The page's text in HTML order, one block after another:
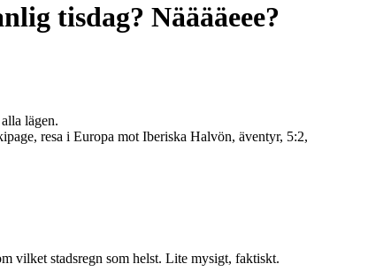
tisdag? Nääääeee?
lägen.
resa i Europa mot Iberiska Halvön, äventyr, 5:2,
vilket stadsregn som helst. Lite mysigt, faktiskt.